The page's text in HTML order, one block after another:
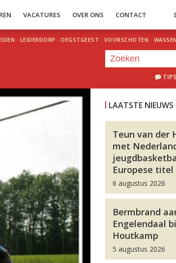
VACATURES OVER ONS CONTACT
· LEIDERDORP · OEGSTGEEST · VOORSCHOTEN ·
LAATSTE NIEUWS
Teun van der
met
Europese titel
6 augustus 2026
Bermbrand
Engelendaal
Houtkamp
5 augustus 2026